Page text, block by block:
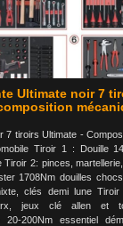
Ultimate noir 7
7 tiroirs Ultimate -
Tiroir 1 : Douille
Tiroir 2: pinces,
1708Nm douilles
clés demi lune Tiroir
jeux clé allen et
20-200Nm essentiel